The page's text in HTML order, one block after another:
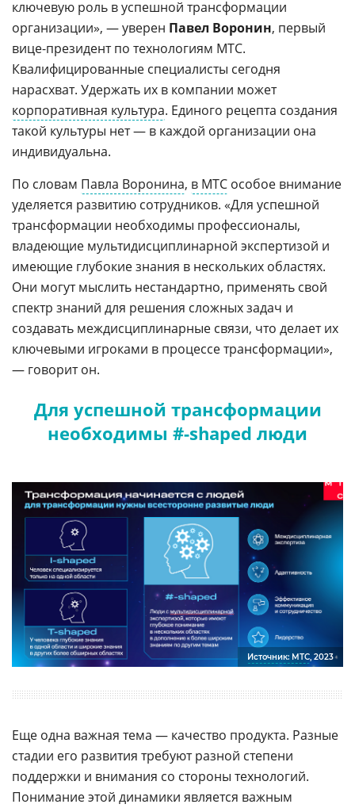
ключевую роль в успешной трансформации
организации», — уверен Павел Воронин, первый
вице-президент по технологиям МТС.
Квалифицированные специалисты сегодня
нарасхват. Удержать их в компании может
корпоративная культура. Единого рецепта создания
такой культуры нет — в каждой организации она
индивидуальна.
По словам Павла Воронина, в МТС особое внимание
уделяется развитию сотрудников. «Для успешной
трансформации необходимы профессионалы,
владеющие мультидисциплинарной экспертизой и
имеющие глубокие знания в нескольких областях.
Они могут мыслить нестандартно, применять свой
спектр знаний для решения сложных задач и
создавать междисциплинарные связи, что делает их
ключевыми игроками в процессе трансформации»,
— говорит он.
Для успешной трансформации
необходимы #-shaped люди
Источник: МТС, 2023
Еще одна важная тема — качество продукта. Разные
стадии его развития требуют разной степени
поддержки и внимания со стороны технологий.
Понимание этой динамики является важным